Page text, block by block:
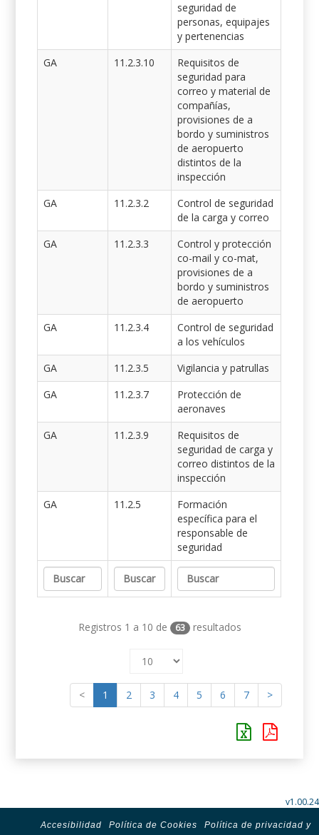
seguridad de
personas, equipajes
y pertenencias
GA
11.2.3.10
Requisitos de
seguridad para
correo y material de
compañías,
provisiones de a
bordo y suministros
de aeropuerto
distintos de la
inspección
GA
11.2.3.2
Control de seguridad
de la carga y correo
GA
11.2.3.3
Control y protección
co-mail y co-mat,
provisiones de a
bordo y suministros
de aeropuerto
GA
11.2.3.4
Control de seguridad
a los vehículos
GA
11.2.3.5
Vigilancia y patrullas
GA
11.2.3.7
Protección de
aeronaves
GA
11.2.3.9
Requisitos de
seguridad de carga y
correo distintos de la
inspección
GA
11.2.5
Formación
específica para el
responsable de
seguridad
Registros 1 a 10 de 63 resultados
< 1 2 3 4 5 6 7 >
v1.00.24
Accesibilidad Política de Cookies
Política de privacidad y